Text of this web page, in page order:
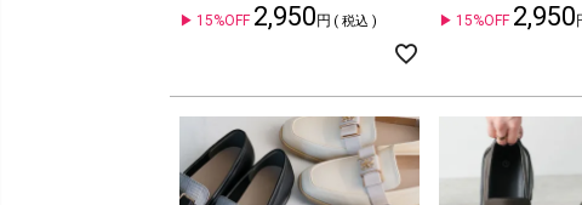
15%OFF 2,950 税込 15%OFF 2,950